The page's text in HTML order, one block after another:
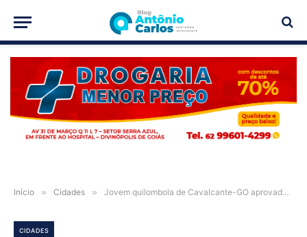
PUBLICIDADE
Início » Cidades » Jovem quilombola de Cavalcante-GO aprovado em Direito pela UFG é contratado pelo TJGO e passa a integrar Secretaria-Geral da Presidência
CIDADES